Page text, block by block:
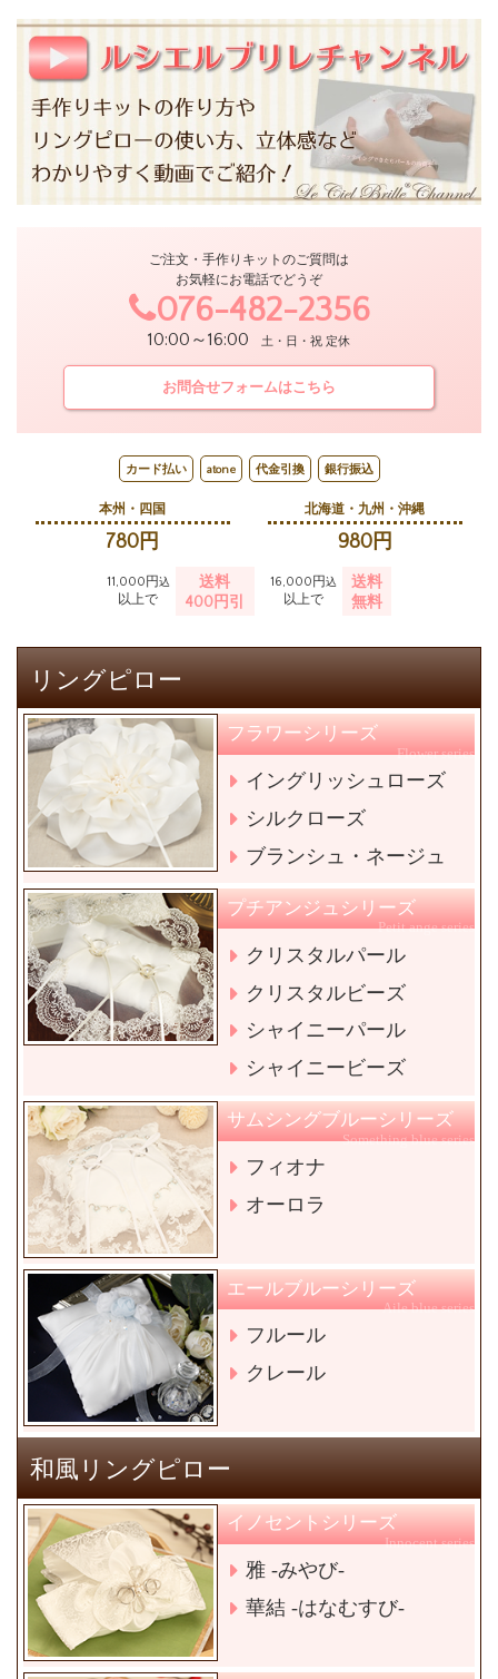
ご注文・手作りキットのご質問は
お気軽にお電話でどうぞ
076-482-2356
10:00～16:00 土・日・祝 定休
お問合せフォームはこちら
カード払い atone 代金引換 銀行振込
本州・四国
780円
北海道・九州・沖縄
980円
11,000円込
以上で
送料
400円引
16,000円込
以上で
送料
無料
リングピロー
フラワーシリーズ
Flower series
イングリッシュローズ
シルクローズ
ブランシュ・ネージュ
プチアンジュシリーズ
Petit ange series
クリスタルパール
クリスタルビーズ
シャイニーパール
シャイニービーズ
サムシングブルーシリーズ
Something blue series
フィオナ
オーロラ
エールブルーシリーズ
Aile blue series
フルール
クレール
和風リングピロー
イノセントシリーズ
Innocent series
雅 -みやび-
華結 -はなむすび-